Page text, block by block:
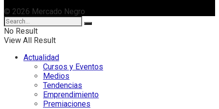
© 2026 Mercado Negro
No Result
View All Result
Actualidad
Cursos y Eventos
Medios
Tendencias
Emprendimiento
Premiaciones